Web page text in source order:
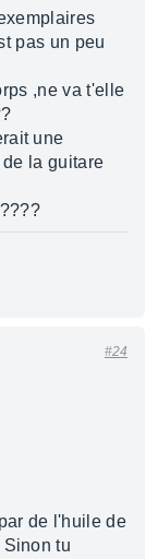
pas un peu
,ne va t'elle
une
la guitare
#24
de l'huile de
tu